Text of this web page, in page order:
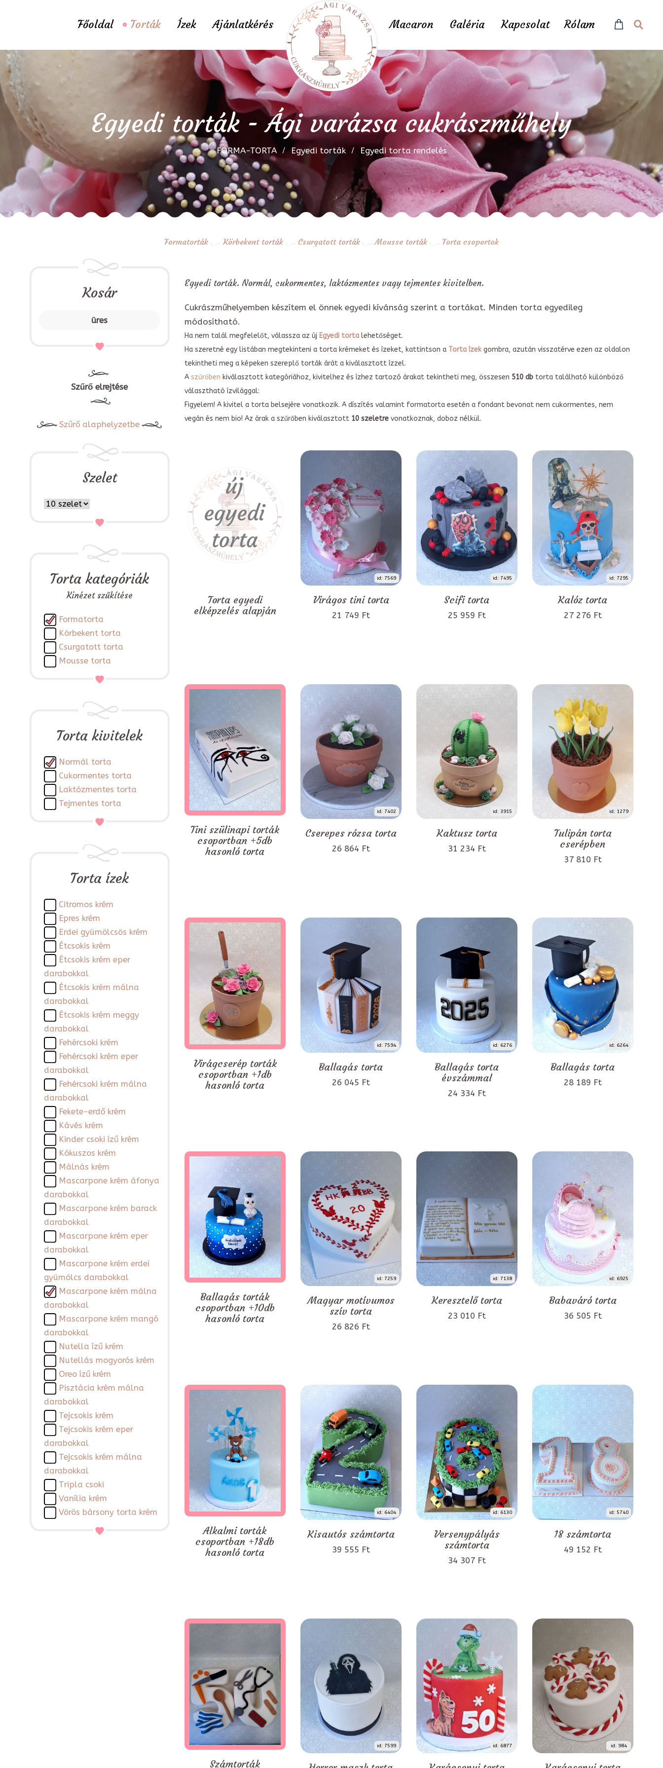
Főoldal Torták Ízek Ajánlatkérés Macaron Galéria Kapcsolat Rólam
Egyedi torták - Ági varázsa cukrászműhely
FORMA-TORTA Egyedi torták Egyedi torta rendelés
Formatorták Körbekent torták Csurgatott torták Mousse torták Torta csoportok
Kosár
üres
Szűrő elrejtése
Szűrő alaphelyzetbe
Szelet
Torta kategóriák
Kinézet szűkítése
Formatorta
Körbekent torta
Csurgatott torta
Mousse torta
Torta kivitelek
Normál torta
Cukormentes torta
Laktózmentes torta
Tejmentes torta
Torta ízek
Citromos krém
Epres krém
Erdei gyümölcsös krém
Étcsokis krém
Étcsokis krém eper
darabokkal
Étcsokis krém málna
darabokkal
Étcsokis krém meggy
darabokkal
Fehércsoki krém
Fehércsoki krém eper
darabokkal
Fehércsoki krém málna
darabokkal
Fekete-erdő krém
Kávés krém
Kinder csoki ízű krém
Kókuszos krém
Málnás krém
Mascarpone krém áfonya
darabokkal
Mascarpone krém barack
darabokkal
Mascarpone krém eper
darabokkal
Mascarpone krém erdei
gyümölcs darabokkal
Mascarpone krém málna
darabokkal
Mascarpone krém mangó
darabokkal
Nutella ízű krém
Nutellás mogyorós krém
Oreo ízű krém
Pisztácia krém málna
darabokkal
Tejcsokis krém
Tejcsokis krém eper
darabokkal
Tejcsokis krém málna
darabokkal
Tripla csoki
Vanília krém
Vörös bársony torta krém
Egyedi torták. Normál, cukormentes, laktózmentes vagy tejmentes kivitelben.
Cukrászműhelyemben készítem el önnek egyedi kívánság szerint a tortákat. Minden torta egyedileg
módosítható.
Ha nem talál megfelelőt, válassza az új Egyedi tortalehetőséget.
Ha szeretné egy listában megtekinteni a torta krémeket és ízeket, kattintson a Torta ízekgombra, azután visszatérve ezen az oldalon
tekintheti meg a képeken szereplő torták árát a kiválasztott ízzel.
A szűrőben kiválasztott kategóriához, kivitelhez és ízhez tartozó árakat tekintheti meg, összesen 510 dbtorta található különböző
választható ízvilággal:
Figyelem! A kivitel a torta belsejére vonatkozik. A díszítés valamint formatorta esetén a fondant bevonat nem cukormentes, nem
vegán és nem bio! Az árak a szűrőben kiválasztott 10 szeletrevonatkoznak, doboz nélkül.
Torta egyedi
elképzelés alapján
id: 7569
Virágos tini torta
21 749 Ft
id: 7495
Scifi torta
25 959 Ft
id: 7295
Kalóz torta
27 276 Ft
Tini szülinapi torták
csoportban +5db
hasonló torta
id: 7402
Cserepes rózsa torta
26 864 Ft
id: 3915
Kaktusz torta
31 234 Ft
id: 1279
Tulipán torta
cserépben
37 810 Ft
Virágcserép torták
csoportban +1db
hasonló torta
id: 7594
Ballagás torta
26 045 Ft
id: 6276
Ballagás torta
évszámmal
24 334 Ft
id: 6264
Ballagás torta
28 189 Ft
Ballagás torták
csoportban +10db
hasonló torta
id: 7259
Magyar motívumos
szív torta
26 826 Ft
id: 7138
Keresztelő torta
23 010 Ft
id: 6925
Babaváró torta
36 505 Ft
Alkalmi torták
csoportban +18db
hasonló torta
id: 6404
Kisautós számtorta
39 555 Ft
id: 6130
Versenypályás
számtorta
34 307 Ft
id: 5740
18 számtorta
49 152 Ft
Számtorták
id: 7599 id: 6877 id: 984